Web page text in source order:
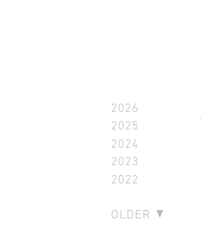
2026
2025
2024
2023
2022
OLDER